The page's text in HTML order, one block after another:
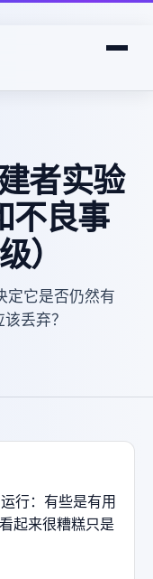
者实验
不良事
）
定它是否仍然有
丢弃？
行：有些是有用
起来很糟糕只是